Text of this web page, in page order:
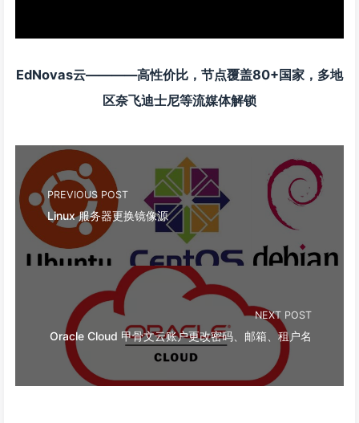
EdNovas云————高性价比，节点覆盖80+国家，多地
区奈飞迪士尼等流媒体解锁
PREVIOUS POST
Linux 服务器更换镜像源
NEXT POST
Oracle Cloud 甲骨文云账户更改密码、邮箱、租户名